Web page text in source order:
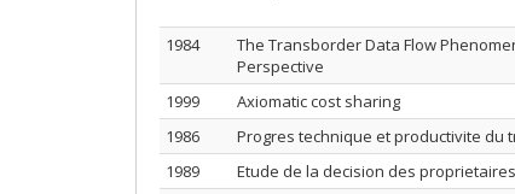
1984
The Transborder Data Flow
Perspective
1999
Axiomatic cost sharing
1986
Progres technique et productivite du
1989
Etude de la decision des